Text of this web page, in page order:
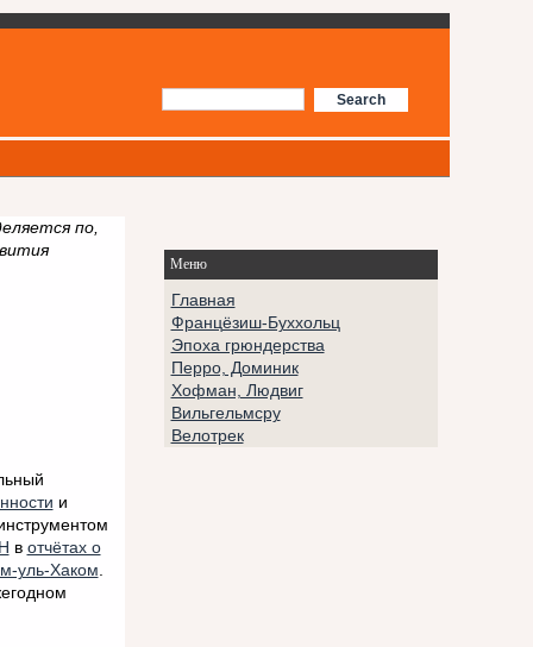
Меню
Главная
Францёзиш-Буххольц
Эпоха грюндерства
Перро, Доминик
Хофман, Людвиг
Вильгельмсру
Велотрек
по,
и
в отчётах о
уль-Хаком